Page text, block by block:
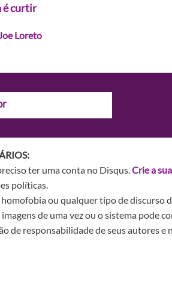
é curtir
Loreto
ter uma conta no Disqus.Crie a
políticas.
ou qualquer tipo de discurso
de uma vez ou o sistema pode
de responsabilidade de seus autores